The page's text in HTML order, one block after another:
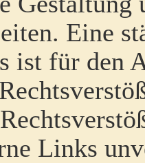
Eine
ist für den
Links